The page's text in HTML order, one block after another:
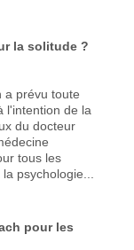
la solitude ?
a prévu toute
l'intention de la
du docteur
tous les
psychologie...
pour les